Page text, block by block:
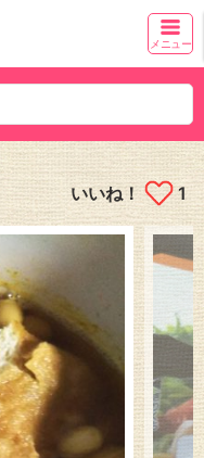
メニュー
いいね！ 1